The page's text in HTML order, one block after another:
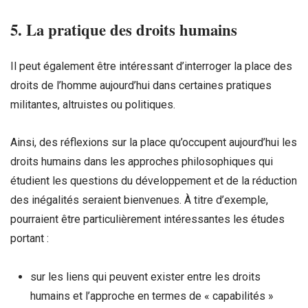
5. La pratique des droits humains
Il peut également être intéressant d’interroger la place des
droits de l’homme aujourd’hui dans certaines pratiques
militantes, altruistes ou politiques.
Ainsi, des réflexions sur la place qu’occupent aujourd’hui les
droits humains dans les approches philosophiques qui
étudient les questions du développement et de la réduction
des inégalités seraient bienvenues. À titre d’exemple,
pourraient être particulièrement intéressantes les études
portant :
sur les liens qui peuvent exister entre les droits
humains et l’approche en termes de « capabilités »